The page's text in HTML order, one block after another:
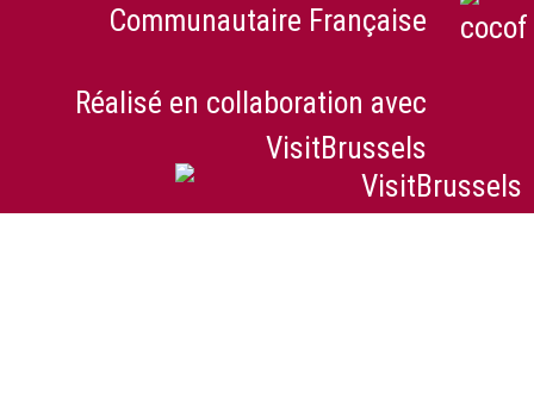
Communautaire Française
Réalisé en collaboration avec
VisitBrussels